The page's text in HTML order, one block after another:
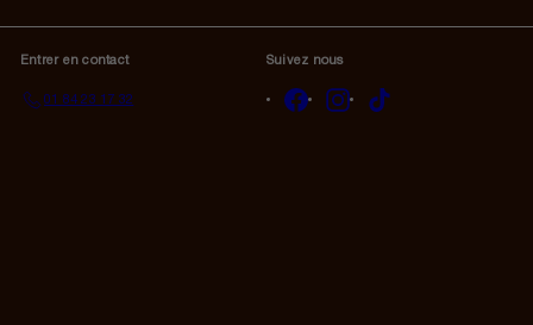
Entrer en contact
01 84 23 17 32
Suivez nous
FacebookInstagram